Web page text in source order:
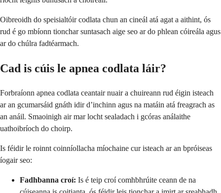
Oibreoidh do speisialtóir codlata chun an cineál atá agat a aithint, ós
rud é go mbíonn tionchar suntasach aige seo ar do phlean cóireála agus
ar do chúlra fadtéarmach.
Cad is cúis le apnea codlata láir?
Forbraíonn apnea codlata ceantair nuair a chuireann rud éigin isteach
ar an gcumarsáid gnáth idir d’inchinn agus na matáin atá freagrach as
an anáil. Smaoinigh air mar locht sealadach i gcóras análaithe
uathoibríoch do choirp.
Is féidir le roinnt coinníollacha míochaine cur isteach ar an bpróiseas
íogair seo:
Fadhbanna croí: Is é teip croí comhbhrúite ceann de na